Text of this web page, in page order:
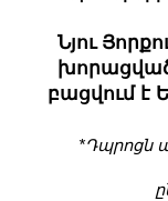
Նյու
բացվում է
*Դպրոցն